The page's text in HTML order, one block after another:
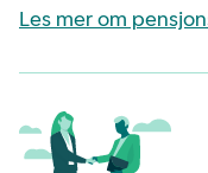
Les mer om